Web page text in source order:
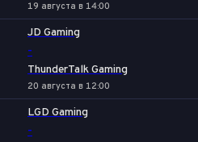
19 августа в 14:00
JD Gaming
-
ThunderTalk Gaming
20 августа в 12:00
LGD Gaming
-